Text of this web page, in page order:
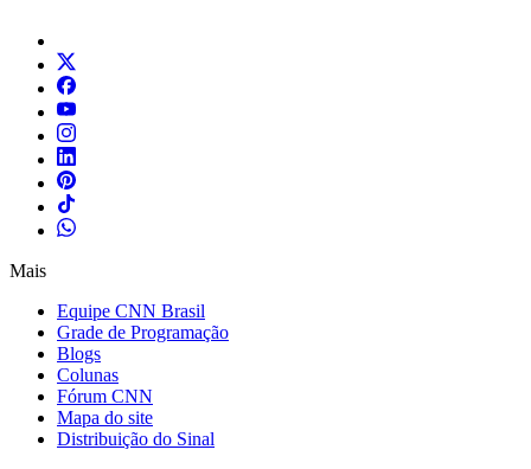
Mais
Equipe CNN Brasil
Grade de Programação
Blogs
Colunas
Fórum CNN
Mapa do site
Distribuição do Sinal